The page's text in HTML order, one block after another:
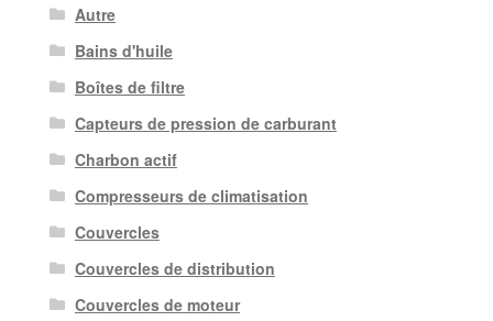
Autre
Bains d'huile
Boîtes de filtre
Capteurs de pression de carburant
Charbon actif
Compresseurs de climatisation
Couvercles
Couvercles de distribution
Couvercles de moteur